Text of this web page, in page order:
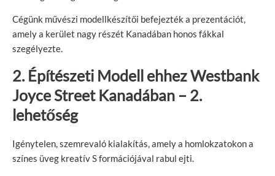
Cégünk művészi modellkészítői befejezték a prezentációt,
amely a kerület nagy részét Kanadában honos fákkal
szegélyezte.
2. Építészeti Modell ehhezWestbank
Joyce Street Kanadában – 2.
lehetőség
Igénytelen, szemrevaló kialakítás, amely a homlokzatokon a
színes üveg kreatív S formációjával rabul ejti.